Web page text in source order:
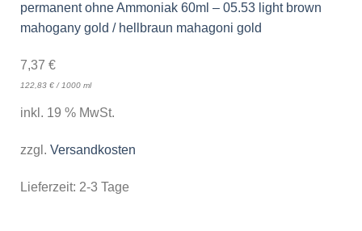
permanent ohne Ammoniak 60ml – 05.53 light brown
mahogany gold / hellbraun mahagoni gold
7,37 €
122,83 €/ 1000 ml
inkl. 19 % MwSt.
zzgl. Versandkosten
Lieferzeit: 2-3 Tage